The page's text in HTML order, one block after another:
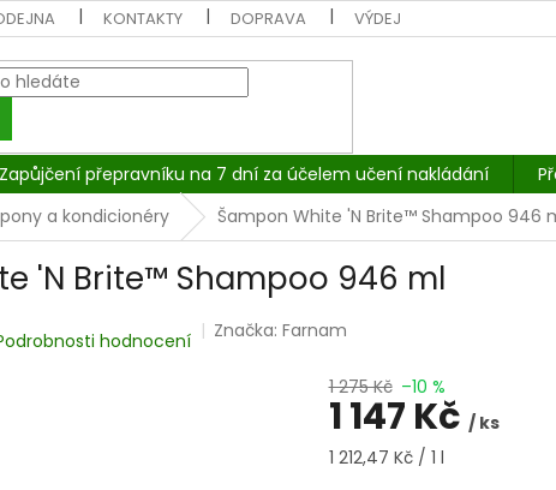
KONTAKTY DOPRAVA VÝDEJNÍ MÍSTO:
Zapůjčení přepravníku na 7 dní za účelem učení nakládání
a kondicionéry Šampon White 'N Brite™ Shampoo 946
'N Brite™ Shampoo 946 ml
hodnocení Značka:Farnam
1 275 Kč –10 %
1 147 Kč / ks
Měrná
1 212,47 Kč / 1 l